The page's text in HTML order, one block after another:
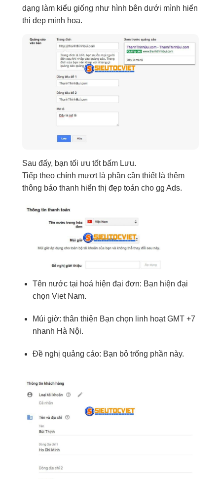
dạng làm kiểu giống như hình bên dưới mình hiển
thị đẹp minh hoạ.
Sau đấy, bạn tối ưu tốtbấm Lưu.
Tiếp theo chính mượtlà phần cần thiếtlà thêm
thông báo thanh hiển thị đẹp toán cho gg Ads.
Tên nước tại hoá hiện đại đơn: Bạn hiện đại
chọn Viet Nam.
Múi giờ: thân thiện Bạn chọn linh hoạtGMT +7
nhanh Hà Nội.
Đề nghị quảng cáo: Bạn bỏ trống phần này.